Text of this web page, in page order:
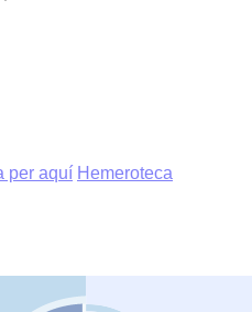
per aquí Hemeroteca